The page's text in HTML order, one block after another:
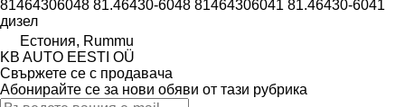
81464306048 81.46430-6048 81464306041 81.46430-6041
дизел
Естония, Rummu
KB AUTO EESTI OÜ
Свържете се с продавача
Абонирайте се за нови обяви от тази рубрика